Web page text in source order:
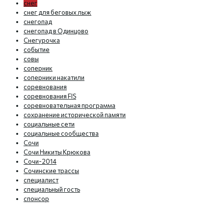
снег
снег для беговых лыж
снегопад
снегопад в Одинцово
Снегурочка
событие
совы
соперник
соперники накатили
соревнования
соревнования FIS
соревновательная программа
сохранение исторической памяти
социальные сети
социальные сообщества
Сочи
Сочи Никиты Крюкова
Сочи-2014
Сочинские трассы
специалист
специальный гость
спонсор